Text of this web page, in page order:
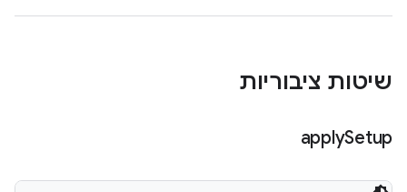
שיטות ציבוריות
applySetup